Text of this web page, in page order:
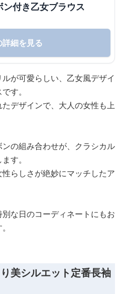
付き乙女ブラウス
詳細を見る
が可愛らしい、乙女風デザイ
す。
デザインで、大人の女性も上
の組み合わせが、クラシカル
す。
らしさが絶妙にマッチしたア
な日のコーディネートにもお
美シルエット定番長袖